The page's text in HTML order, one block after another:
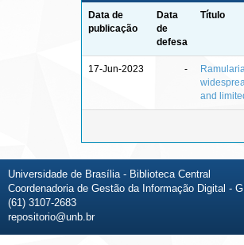
Data de
publicação
Data
de
defesa
Título
17-Jun-2023 -
and
Universidade de Brasília - Biblioteca Central
Coordenadoria de Gestão da Informação Digital -
(61) 3107-2683
repositorio@unb.br